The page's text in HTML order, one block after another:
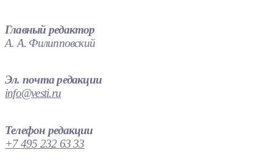
Главный редактор
А. А. Филипповский
Эл. почта редакции
info@vesti.ru
Телефон редакции
+7 495 232 63 33